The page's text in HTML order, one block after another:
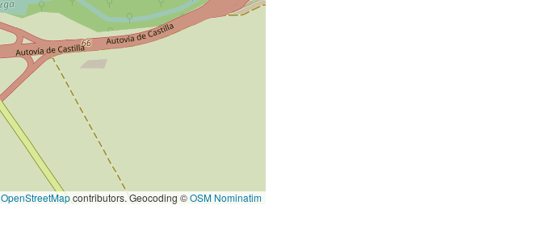
OpenStreetMapcontributors. Geocoding ©OSM Nominatim